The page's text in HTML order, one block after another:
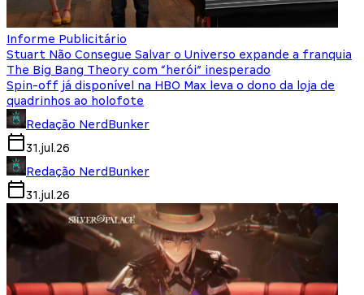
Informe Publicitário
Stuart Não Consegue Salvar o Universo expande a franquia
The Big Bang Theory com “herói” inesperado
Spin-off já disponível na HBO Max leva o dono da loja de
quadrinhos ao holofote
Redação NerdBunker
31.jul.26
Redação NerdBunker
31.jul.26